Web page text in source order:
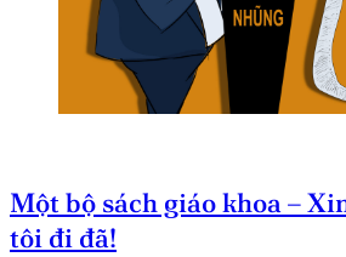
Một bộ sách giáo khoa –
tôi đi đã!